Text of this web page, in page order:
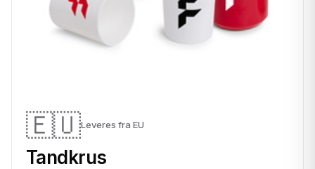
🇪🇺Leveres fra EU
Tandkrus